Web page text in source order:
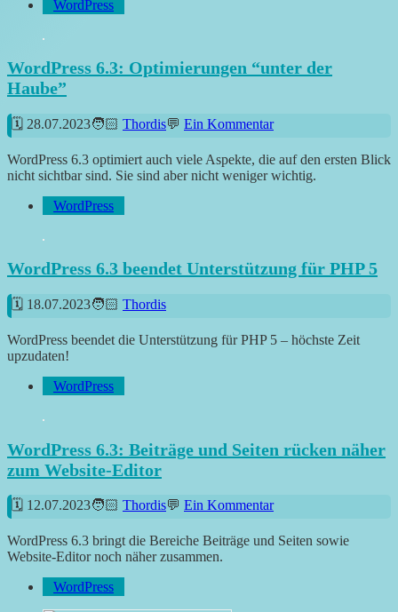
WordPress
WordPress 6.3: Optimierungen “unter der
Haube”
28.07.2023 Thordis Ein Kommentar
WordPress 6.3 optimiert auch viele Aspekte, die auf den ersten Blick
nicht sichtbar sind. Sie sind aber nicht weniger wichtig.
WordPress
WordPress 6.3 beendet Unterstützung für PHP 5
18.07.2023 Thordis
WordPress beendet die Unterstützung für PHP 5 – höchste Zeit
upzudaten!
WordPress
WordPress 6.3: Beiträge und Seiten rücken näher
zum Website-Editor
12.07.2023 Thordis Ein Kommentar
WordPress 6.3 bringt die Bereiche Beiträge und Seiten sowie
Website-Editor noch näher zusammen.
WordPress